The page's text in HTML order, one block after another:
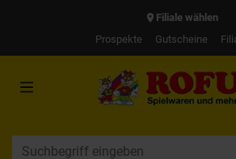
Filiale wählen
Prospekte
Gutscheine